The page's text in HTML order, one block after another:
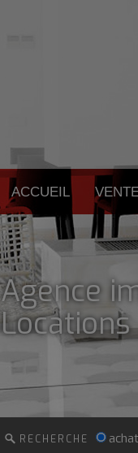
ACCUEIL
Agence
RECHERCHE achat